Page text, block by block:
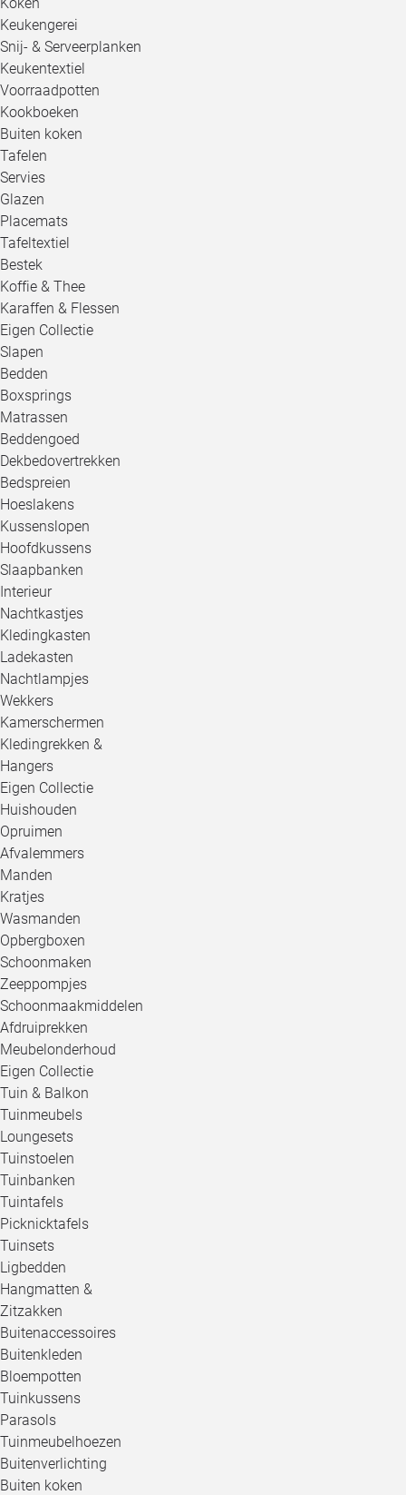
Keukengerei
Snij- & Serveerplanken
Keukentextiel
Voorraadpotten
Kookboeken
Buiten koken
Tafelen
Servies
Glazen
Placemats
Tafeltextiel
Bestek
Koffie & Thee
Karaffen & Flessen
Eigen Collectie
Slapen
Bedden
Boxsprings
Matrassen
Beddengoed
Dekbedovertrekken
Bedspreien
Hoeslakens
Kussenslopen
Hoofdkussens
Slaapbanken
Interieur
Nachtkastjes
Kledingkasten
Ladekasten
Nachtlampjes
Wekkers
Kamerschermen
Kledingrekken &
Hangers
Eigen Collectie
Huishouden
Opruimen
Afvalemmers
Manden
Kratjes
Wasmanden
Opbergboxen
Schoonmaken
Zeeppompjes
Schoonmaakmiddelen
Afdruiprekken
Meubelonderhoud
Eigen Collectie
Tuin & Balkon
Tuinmeubels
Loungesets
Tuinstoelen
Tuinbanken
Tuintafels
Picknicktafels
Tuinsets
Ligbedden
Hangmatten &
Zitzakken
Buitenaccessoires
Buitenkleden
Bloempotten
Tuinkussens
Parasols
Tuinmeubelhoezen
Buitenverlichting
Buiten koken